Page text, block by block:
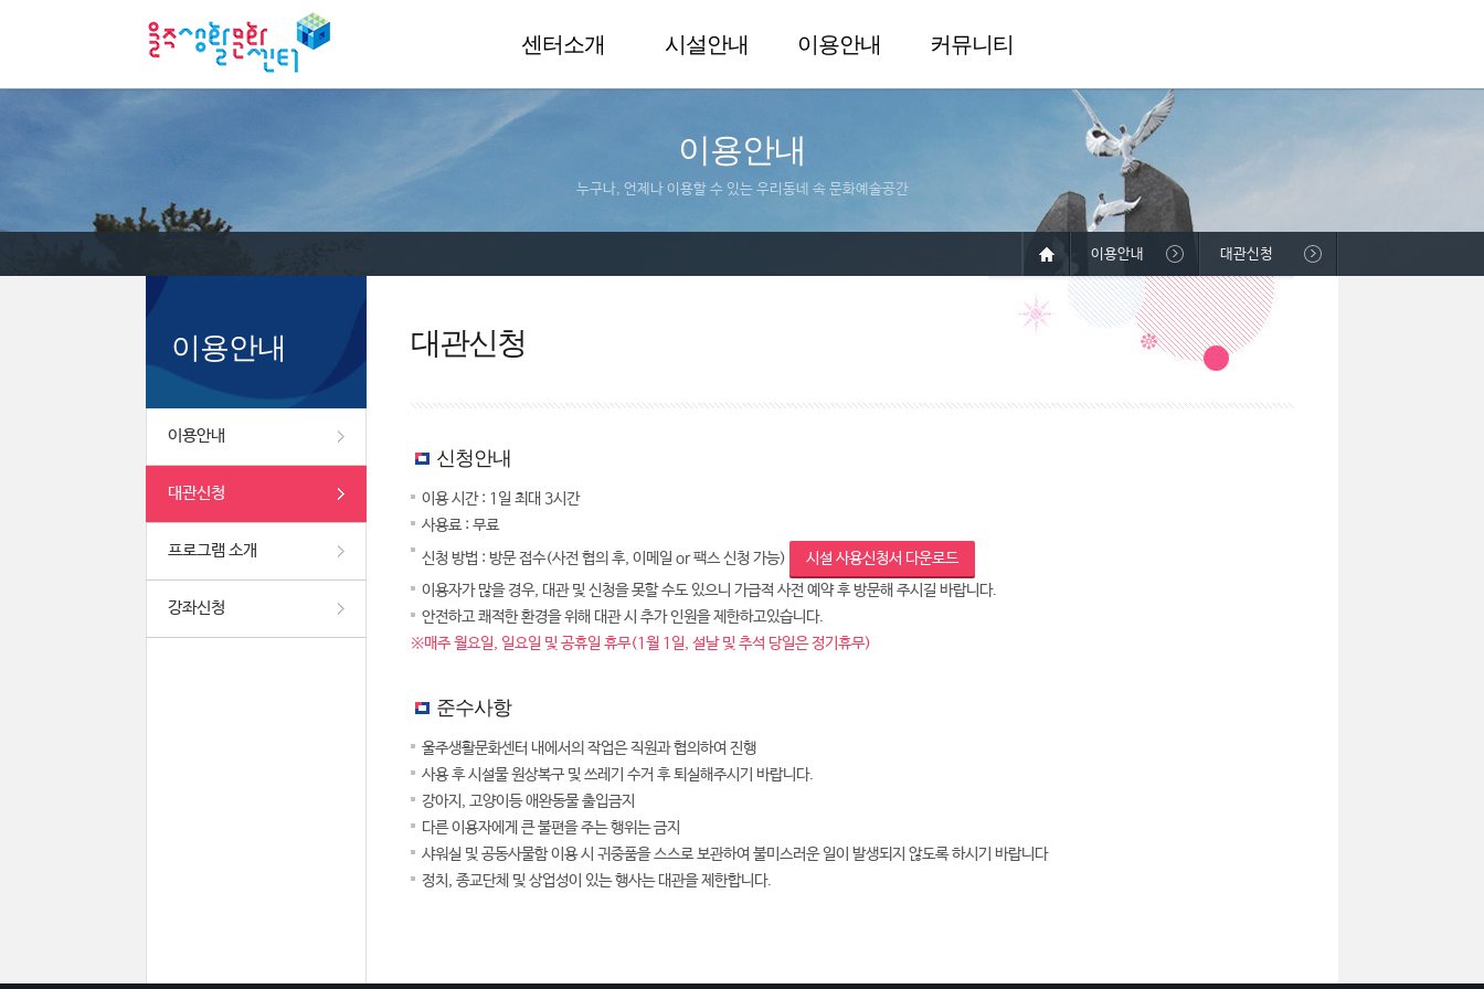
센터소개 시설안내 이용안내 커뮤니티
이용안내
누구나, 언제나 이용할 수 있는 우리동네 속 문화예술공간
이용안내
이용안내
대관신청
프로그램 소개
강좌신청
이용안내 대관신청
대관신청
신청안내
이용 시간 : 1일 최대 3시간
사용료 : 무료
신청 방법 : 방문 접수(사전 협의 후, 이메일 or 팩스 신청 가능)
시설 사용신청서 다운로드
이용자가 많을 경우, 대관 및 신청을 못할 수도 있으니 가급적 사전 예약 후 방문해 주시길 바랍니다.
안전하고 쾌적한 환경을 위해 대관 시 추가 인원을 제한하고있습니다.
※매주 월요일, 일요일 및 공휴일 휴무(1월 1일, 설날 및 추석 당일은 정기휴무)
준수사항
울주생활문화센터 내에서의 작업은 직원과 협의하여 진행
사용 후 시설물 원상복구 및 쓰레기 수거 후 퇴실해주시기 바랍니다.
강아지, 고양이등 애완동물 출입금지
다른 이용자에게 큰 불편을 주는 행위는 금지
샤워실 및 공동사물함 이용 시 귀중품을 스스로 보관하여 불미스러운 일이 발생되지 않도록 하시기 바랍니다
정치, 종교단체 및 상업성이 있는 행사는 대관을 제한합니다.